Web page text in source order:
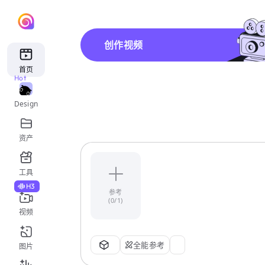
首页
Design
Hot
资产
工具
视频
H3
图片
创作视频
参考
(0/1)
全能参考